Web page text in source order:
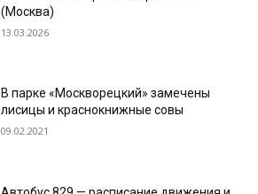
(Москва)
13.03.2026
В парке «Москворецкий» замечены
лисицы и краснокнижные совы
09.02.2021